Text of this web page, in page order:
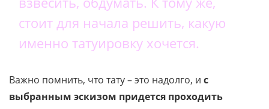
стоит для начала решить, какую
именно татуировку хочется.
Важно помнить, что тату – это надолго, и с
выбранным эскизом придется проходить